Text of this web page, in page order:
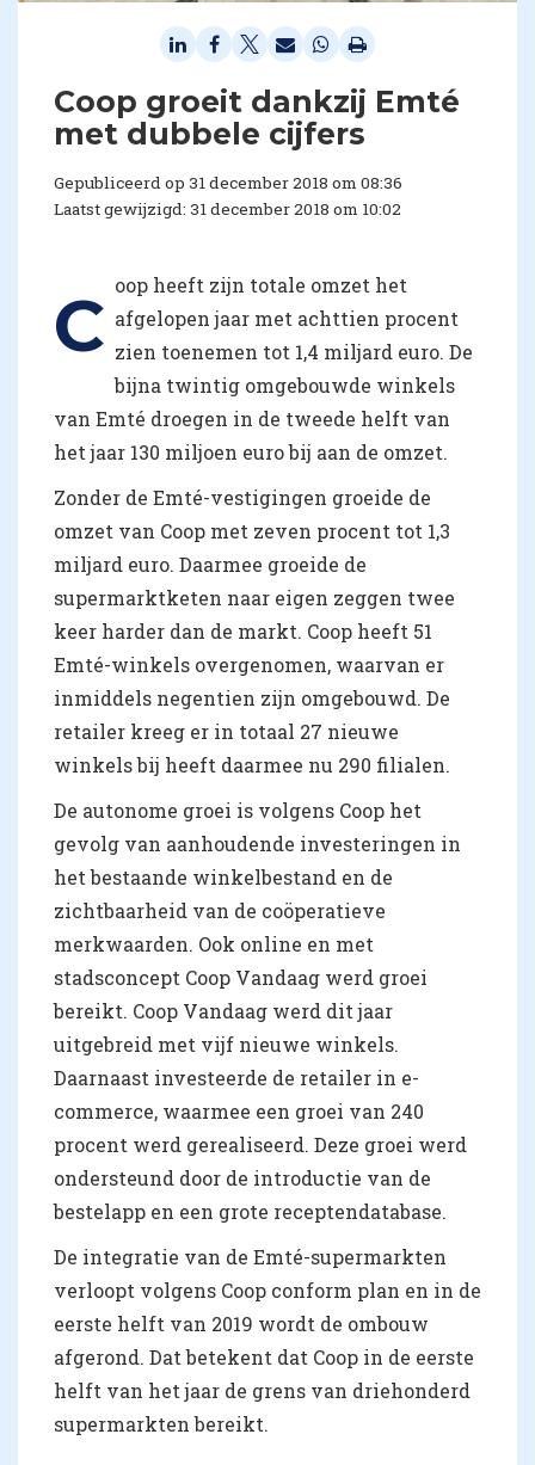
Coop groeit dankzij Emté
met dubbele cijfers
Gepubliceerd op 31 december 2018 om 08:36
Laatst gewijzigd: 31 december 2018 om 10:02
C oop heeft zijn totale omzet het
afgelopen jaar met achttien procent
zien toenemen tot 1,4 miljard euro. De
bijna twintig omgebouwde winkels
van Emté droegen in de tweede helft van
het jaar 130 miljoen euro bij aan de omzet.
Zonder de Emté-vestigingen groeide de
omzet van Coop met zeven procent tot 1,3
miljard euro. Daarmee groeide de
supermarktketen naar eigen zeggen twee
keer harder dan de markt. Coop heeft 51
Emté-winkels overgenomen, waarvan er
inmiddels negentien zijn omgebouwd. De
retailer kreeg er in totaal 27 nieuwe
winkels bij heeft daarmee nu 290 filialen.
De autonome groei is volgens Coop het
gevolg van aanhoudende investeringen in
het bestaande winkelbestand en de
zichtbaarheid van de coöperatieve
merkwaarden. Ook online en met
stadsconcept Coop Vandaag werd groei
bereikt. Coop Vandaag werd dit jaar
uitgebreid met vijf nieuwe winkels.
Daarnaast investeerde de retailer in e-
commerce, waarmee een groei van 240
procent werd gerealiseerd. Deze groei werd
ondersteund door de introductie van de
bestelapp en een grote receptendatabase.
De integratie van de Emté-supermarkten
verloopt volgens Coop conform plan en in de
eerste helft van 2019 wordt de ombouw
afgerond. Dat betekent dat Coop in de eerste
helft van het jaar de grens van driehonderd
supermarkten bereikt.